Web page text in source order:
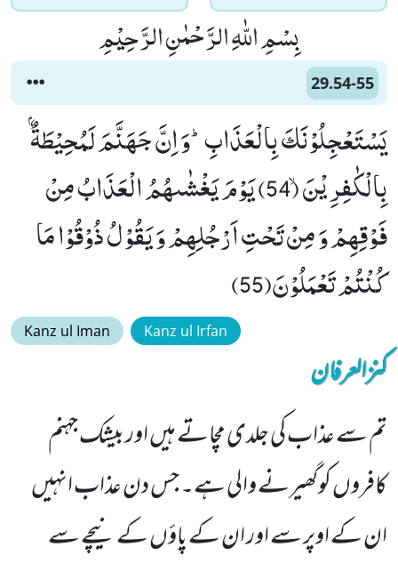
بِسْمِ اللّٰهِ الرَّحْمٰنِ الرَّحِیْمِ
29.54-55
یَسْتَعْجِلُوْنَكَ بِالْعَذَابِؕ-وَ اِنَّ جَهَنَّمَ لَمُحِیْطَةٌۢ
بِالْكٰفِرِیْنَۙ (54) یَوْمَ یَغْشٰىهُمُ الْعَذَابُ مِنْ
فَوْقِهِمْ وَ مِنْ تَحْتِ اَرْجُلِهِمْ وَ یَقُوْلُ ذُوْقُوْا مَا
كُنْتُمْ تَعْمَلُوْنَ(55)
Kanz ul Iman Kanz ul Irfan
کنزالعرفان
تم سے عذاب کی جلدی مچاتے ہیں اور بیشک جہنم
کافروں کوگھیرنے والی ہے۔ جس دن عذاب انہیں
ان کے اوپر سے اور ان کے پاؤں کے نیچے سے